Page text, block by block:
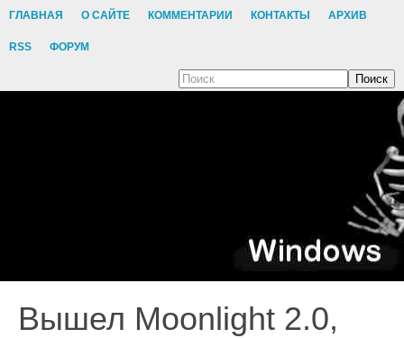
ГЛАВНАЯ О САЙТЕ КОММЕНТАРИИ КОНТАКТЫ АРХИВ
RSS ФОРУМ
Поиск
Вышел Moonlight 2.0,